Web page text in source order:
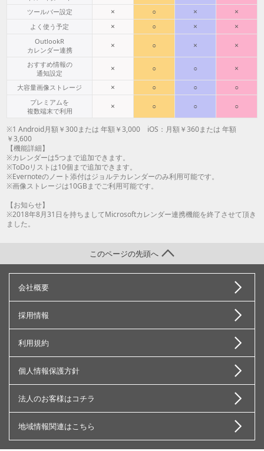
ツールバー設定 × ○ × ×
よく使う予定 × ○ × ×
OutlookR
カレンダー連携
× ○ × ×
おすすめ情報の
通知設定
× ○ ○ ×
大容量画像ストレージ × ○ ○ ○
プレミアムを
複数端末で利用
× ○ ○ ○
※1 Android月額￥300または 年額￥3,000 iOS：月額￥360または 年額
￥3,600
【機能詳細】
※カレンダーは5つまで追加できます。
※ToDoリストは10個まで追加できます。
※Evernoteのノート添付はジョルテカレンダーのみ利用可能です。
※画像ストレージは10GBまでご利用可能です。
【お知らせ】
※2018年8月31日を持ちましてMicrosoftカレンダー連携機能を終了させて頂き
ました。
会社概要
採用情報
利用規約
個人情報保護方針
法人のお客様はコチラ
地域情報関連はこちら
このページの先頭へ